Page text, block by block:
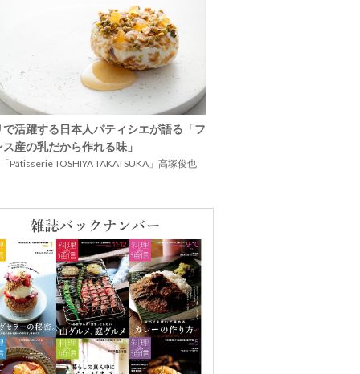
で活躍する日本人パティシエが語る「フ
産の乳だから作れる味」
Pâtisserie TOSHIYA TAKATSUKA」高塚俊也